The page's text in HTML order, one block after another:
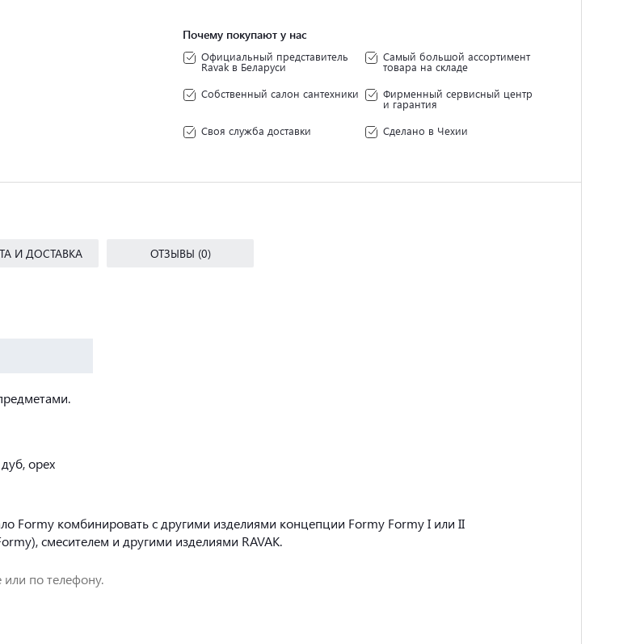
Почему покупают у нас
Официальный представитель
Ravak в Беларуси
Самый большой ассортимент
товара на складе
Собственный салон сантехники
Фирменный сервисный центр
и гарантия
Своя служба доставки
Сделано в Чехии
И ДОСТАВКА ОТЗЫВЫ (0)
орех
Formy комбинировать с другими изделиями концепции Formy Formy I или II
смесителем и другими изделиями RAVAK.
или по телефону.